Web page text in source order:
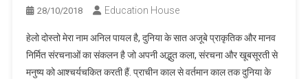
28/10/2018 Education House
हेलो दोस्तो मेरा नाम अनिल पायल है, दुनिया के सात अजूबे प्राकृतिक और मानव
निर्मित संरचनाओं का संकलन है जो अपनी अद्भुत कला, संरचना और खूबसूरती से
मनुष्य को आश्चर्यचकित करती हैं. प्राचीन काल से वर्तमान काल तक दुनिया के